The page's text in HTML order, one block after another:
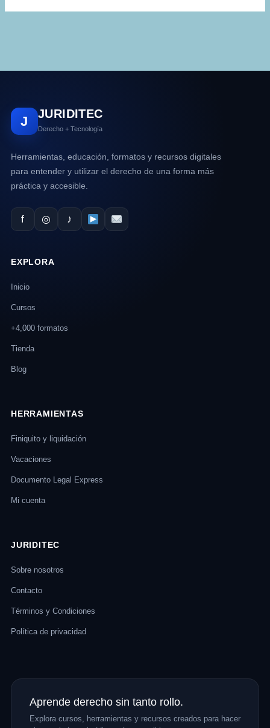
J
JURIDITEC
Derecho + Tecnología
Herramientas, educación, formatos y recursos digitales
para entender y utilizar el derecho de una forma más
práctica y accesible.
f ◎ ♪
EXPLORA
Inicio
Cursos
+4,000 formatos
Tienda
Blog
HERRAMIENTAS
Finiquito y liquidación
Vacaciones
Documento Legal Express
Mi cuenta
JURIDITEC
Sobre nosotros
Contacto
Términos y Condiciones
Política de privacidad
Aprende derecho sin tanto rollo.
Explora cursos, herramientas y recursos creados para hacer